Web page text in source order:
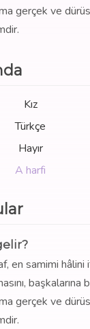
gerçek ve
Kız
Türkçe
Hayır
A harfi
samimi hâlini
gerçek ve